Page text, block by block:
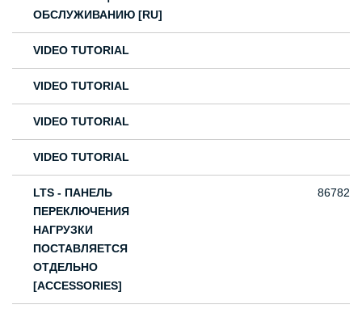
ОБСЛУЖИВАНИЮ [RU]
VIDEO TUTORIAL
VIDEO TUTORIAL
VIDEO TUTORIAL
VIDEO TUTORIAL
LTS - ПАНЕЛЬ
ПЕРЕКЛЮЧЕНИЯ
НАГРУЗКИ
ПОСТАВЛЯЕТСЯ
ОТДЕЛЬНО
[ACCESSORIES]
86782